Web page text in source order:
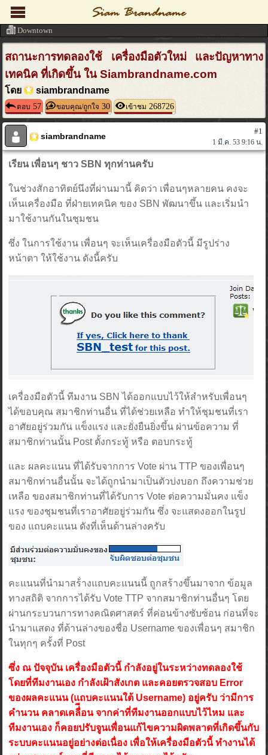
สถานะการทดลองใช้ เครื่องมือตัวใหม่ และปัญหาทาง
เทคนิค ที่เกิดขึ้น ใน Siambrandname.com
โดย siambrandname
ตอบ 57 ขอบคุณ/ถูกใจ 30 เข้าชม 268726
siambrandname
#1
1 มี.ค. 53 9:16 น.
เรียน เพื่อนๆ ชาว SBN ทุกท่านครับ
ในช่วงสักอาทิตย์นึงที่ผ่านมานี้ คิดว่า เพื่อนๆหลายคน คงจะ
เห็นเครื่องมือ ที่ฝ่ายเทคนิค ของ SBN พัฒนาขึ้น และเริ่มนำ
มาใช้งานกันในชุมชน
ซึ่ง ในการใช้งาน เพื่อนๆ จะเห็นเครื่องมือตัวนี้ มีรูปร่าง
หน้าตา ให้ใช้งาน ดังนี้ครับ
เครื่องมือตัวนี้ ทีมงาน SBN ได้ออกแบบไว้ให้สำหรับเพื่อนๆ
ได้ขอบคุณ สมาชิกท่านอื่น ที่ได้ช่วยเหลือ ทำให้ชุมชนที่เรา
อาศัยอยู่ร่วมกัน แข็งแรง และยั่งยืนยิ่งขึ้น ผ่านข้อความ ที่
สมาชิกท่านนั้น Post ตั้งกระทู้ หรือ ตอบกระทู้
และ ผลคะแนน ที่ได้รับจากการ Vote ผ่าน TTP ของเพื่อนๆ
สมาชิกท่านอื่นนั้น จะได้ถูกนำมาเป็นตัวบ่งบอก ถึงความช่วย
เหลือ ของสมาชิกท่านที่ได้รับการ Vote ต่อความมั่นคง แข็ง
แรง ของชุมชนที่เราอาศัยอยู่ร่วมกัน ซึ่ง จะแสดงออกในรูป
ของ แถบคะแนน ดังที่เห็นด้านล่างครับ
คะแนนที่นำมาสร้่างแถบคะแนนนี้ ถูกสร้างขึ้นมาจาก ข้อมูล
ทางสถิติ จากการได้รับ Vote TTP จากสมาชิกท่านอื่นๆ โดย
ผ่านกระบวนการทางคณิตศาสตร์ ที่ค่อนข้างซับซ้อน ก่อนที่จะ
นำมาแสดง ที่ด้านล่างของชื่อ Username ของเพื่อนๆ สมาชิก
ในทุกๆ ครั้งที่ Post
ซึ่ง ณ ปัจจุบัน เครื่องมือตัวนี้ กำลังอยู่ในระหว่างทดลองใช้
โดยที่ทีมงานเอง กำลังเฝ้าสังเกต และคอยตรวจสอบ Error
ของผลคะแนน (แถบคะแนนใต้ Username) อยู่ครับ ว่ามีการ
คำนวน คลาดเคลื่ีอน จากค่าที่ทีมงานออกแบบไว้ไหม และ
ทีมงานเอง ก็คอยปรับจูนเพื่อนแก้ไขความผิดพลาดที่เกิดขึ้นกับ
ระบบคะแนนอยู่อย่างต่อเนื่อง เพื่อให้เครื่องมือตัวนี้ ทำงานได้
Downtown